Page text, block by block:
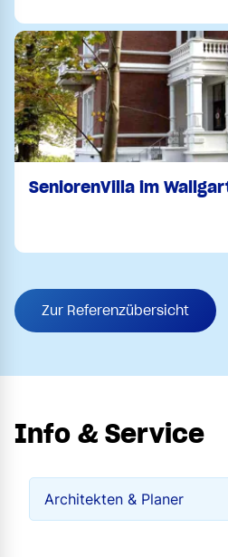
SeniorenVilla im
Zur Referenzübersicht
Info & Service